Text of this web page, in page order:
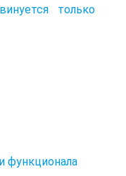
только
функционала